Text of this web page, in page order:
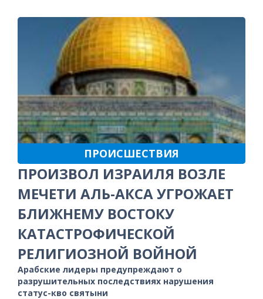
ПРОИСШЕСТВИЯ
ПРОИЗВОЛ ИЗРАИЛЯ ВОЗЛЕ
МЕЧЕТИ АЛЬ-АКСА УГРОЖАЕТ
БЛИЖНЕМУ ВОСТОКУ
КАТАСТРОФИЧЕСКОЙ
РЕЛИГИОЗНОЙ ВОЙНОЙ
Арабские лидеры предупреждают о
разрушительных последствиях нарушения
статус-кво святыни